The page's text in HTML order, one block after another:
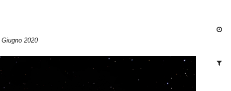
Giugno 2020